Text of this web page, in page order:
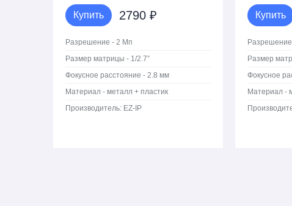
Купить 2790 ₽
Разрешение - 2 Мп
Размер матрицы - 1/2.7”
Фокусное расстояние - 2.8 мм
Материал - металл + пластик
Производитель: EZ-IP
Купить
Размер
Фокусное
Материал -